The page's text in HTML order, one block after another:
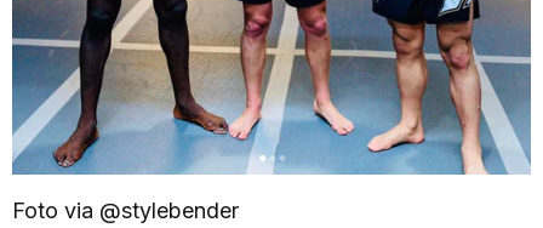
Foto via @stylebender